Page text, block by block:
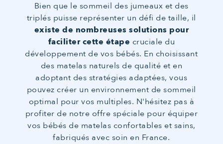
Bien que le sommeil des jumeaux et des
triplés puisse représenter un défi de taille, il
existe de nombreuses solutions pour
faciliter cette étape cruciale du
développement de vos bébés. En choisissant
des matelas naturels de qualité et en
adoptant des stratégies adaptées, vous
pouvez créer un environnement de sommeil
optimal pour vos multiples. N'hésitez pas à
profiter de notre offre spéciale pour équiper
vos bébés de matelas confortables et sains,
fabriqués avec soin en France.